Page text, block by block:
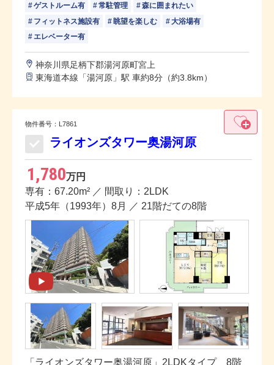
ゲストルーム有 常駐管理
森に囲まれたい
フィットネス施設有
眺望を楽しむ
大浴場有
エレベーター有
神奈川県足柄下郡湯河原町宮上
東海道本線「湯河原」駅 車約8分（約3.8km）
物件番号：L7861
ライオンズタワー奥湯河原
1,780万円
専有：67.20m² ／ 間取り：2LDK
平成5年（1993年）8月 ／ 21階だての8階
「ライオンズタワー奥湯河原」2LDKタイプ 8階